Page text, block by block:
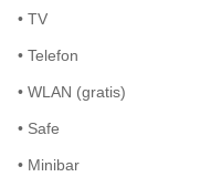
• TV
• Telefon
• WLAN (gratis)
• Safe
• Minibar